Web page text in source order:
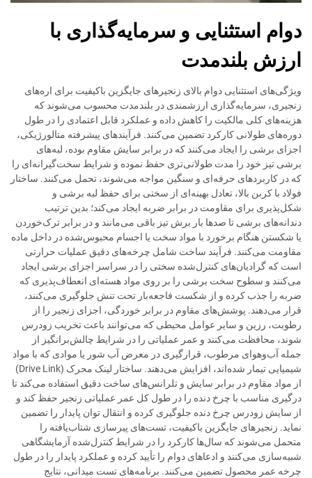
دوام استثنایی و سرمایه‌گذاری با
ارزش بلندمدت
ویژگی‌های استثنایی دوام بالای زنجیرهای جایگزین باکیفیت برای اره‌های
زنجیری، سرمایه‌گذاری ارزشمندی در بلندمدت محسوب می‌شوند که
هزینه‌های کلی مالکیت را کاهش داده و عملکرد قابل اعتمادی را در طول
دوره‌های طولانی کارکرد تضمین می‌کنند. فرآیندهای پیشرفته متالورژیکی،
اجزای برشی را ایجاد می‌کنند که در برابر سایش مقاوم بوده، لبه‌های
برشی تیز خود را مدت طولانی‌تری حفظ نموده و شرایط سخت‌گیرانه‌ای را
که در کاربردهای حرفه‌ای و سنگین مواجه می‌شوند، تحمل می‌کنند. ساختار
فولاد با کربن بالا، تعادل بهینه‌ای از سختی برای حفظ لبه برشی و
شکل‌پذیری برای مقاومت در برابر ضربه ایجاد می‌کند؛ بدین ترتیب
دندانه‌های برشی تا صدها بار برش تیز باقی می‌مانند و در برابر ترک‌خوردن
یا شکستن هنگام برخورد با مواد سخت یا اجسام محبوس‌شده در داخل ماده
مقاومت می‌کنند. فرآیند ساخت شامل چرخه‌های دقیق عملیات حرارتی
است که گرادیان‌های کنترل‌شده سختی را در سراسر اجزای برشی ایجاد
می‌کنند و سطوح سخت برشی را بر روی مواد هسته‌ای انعطاف‌پذیری که
ضربه را جذب کرده و از شکست فاجعه‌بار تحت تنش جلوگیری می‌کنند،
قرار می‌دهند. پوشش‌های مقاوم در برابر خوردگی، اجزای زنجیر را از
رطوبت، رزین و سایر عوامل محیطی که می‌توانند باعث تخریب زودرس
شوند، محافظت می‌کنند و عمر عملیاتی را در شرایط چالش‌برانگیز از
جمله آب‌وهوای مرطوب، قرارگیری در معرض آب شور یا موادی که با مواد
شیمیایی تیمار شده‌اند، افزایش می‌دهند. ساختار لینک محرک (Drive Link)
از مواد مقاوم در برابر سایش و تلرانس‌های ساخت دقیق استفاده می‌کند تا
درگیری مناسب با چرخ دنده را در طول کل عمر عملیاتی زنجیر حفظ کند و
از سایش زودرس چرخ دنده جلوگیری کرده و انتقال توان پایدار را تضمین
نماید. زنجیرهای جایگزین باکیفیت، تست‌های پیرسازی شتاب‌یافته را
متحمل می‌شوند که سال‌ها کارکرد را در شرایط کنترل‌شده آزمایشگاهی
شبیه‌سازی می‌کنند و ادعاهای دوام را تأیید کرده و عملکرد پایدار را در طول
چرخه عمر محصول تضمین می‌کنند. برنامه‌های تست میدانی، نتایج